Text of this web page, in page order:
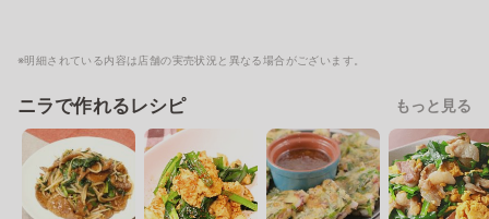
※明細されている内容は店舗の実売状況と異なる場合がございます。
ニラで作れるレシピ もっと見る